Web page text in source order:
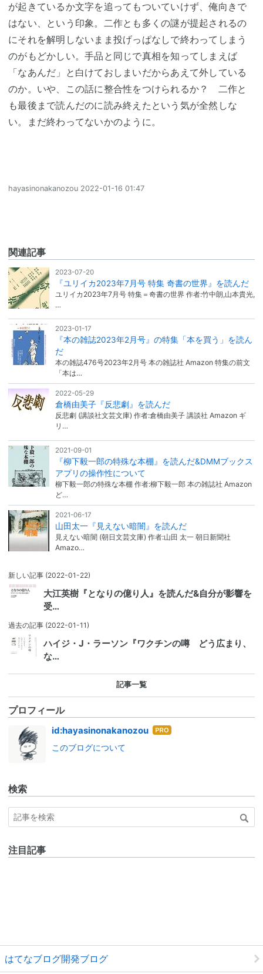
が起きているか文字を追ってもついていけず、俺向きで
はない、という印象。二作とも多くの謎が提起されるの
にそれを解明しないまま投げっぱなしで終わってしまう
のがもどかしい。手品と同じで真相を知ってしまえば
「なあんだ」と白けておしまいだからあえて外している
のか。いや、この話に整合性をつけられるか？ 二作と
も最後まで読んだのに読み終えたという気が全然しな
い。まだ終わってないかのように。
hayasinonakanozou 2022-01-16 01:47
関連記事
2023-07-20
『ユリイカ2023年7月号 特集 奇書の世界』を読んだ
ユリイカ2023年7月号 特集＝奇書の世界 作者:竹中朗,山本貴光,
…
2023-01-17
『本の雑誌2023年2月号』の特集「本を買う」を読ん
だ
本の雑誌476号2023年2月号 本の雑誌社 Amazon 特集の前文
「本は…
2022-05-29
倉橋由美子『反悲劇』を読んだ
反悲劇 (講談社文芸文庫) 作者:倉橋由美子 講談社 Amazon ギ
リ…
2021-09-01
『柳下毅一郎の特殊な本棚』を読んだ&DMMブックス
アプリの操作性について
柳下毅一郎の特殊な本棚 作者:柳下毅一郎 本の雑誌社 Amazon
ど…
2021-06-17
山田太一『見えない暗闇』を読んだ
見えない暗闇 (朝日文芸文庫) 作者:山田 太一 朝日新聞社
Amazo…
新しい記事 (2022-01-22)
大江英樹『となりの億り人』を読んだ&自分が影響を
受…
過去の記事 (2022-01-11)
ハイジ・J・ラーソン『ワクチンの噂 どう広まり、
な…
記事一覧
プロフィール
id:hayasinonakanozou はて
このブログについて
検索
注目記事
はてなブログ開発ブログ